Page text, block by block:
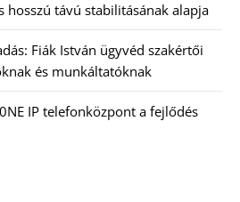
hosszú távú stabilitásának alapja
Fiák István ügyvéd szakértői
és munkáltatóknak
IP telefonközpont a fejlődés